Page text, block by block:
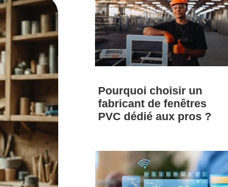
Pourquoi choisir un
fabricant de fenêtres
PVC dédié aux pros ?